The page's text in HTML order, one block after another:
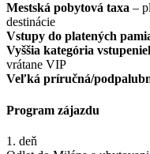
Mestská pobytová taxa –
destinácie
Vstupy do platených
Vyššia kategória
vrátane VIP
Veľká príručná/
Program zájazdu
1. deň